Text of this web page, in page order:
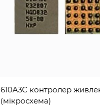
610A3C контролер
(мікросхема)